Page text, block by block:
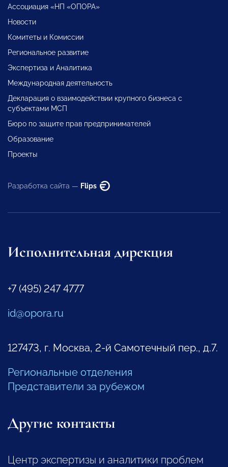
Ассоциация «НП «ОПОРА»
Новости
Комитеты и Комиссии
Региональное развитие
Экспертиза и Аналитика
Международная деятельность
Декларация о взаимодействии крупного бизнеса с
субъектами МСП
Бюро по защите прав предпринимателей
Образование
Проекты
Разработка сайта — Flips
Исполнительная дирекция
+7 (495) 247 4777
id@opora.ru
127473, г. Москва, 2-й Самотечный пер., д.7.
Региональные отделения
Представители за рубежом
Другие контакты
Центр экспертизы и аналитики проблем